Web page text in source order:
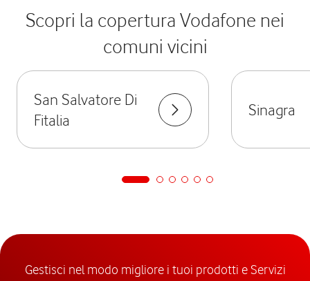
Scopri la copertura Vodafone nei
comuni vicini
San Salvatore Di
Fitalia
Sinagra
Gestisci nel modo migliore i tuoi prodotti e Servizi